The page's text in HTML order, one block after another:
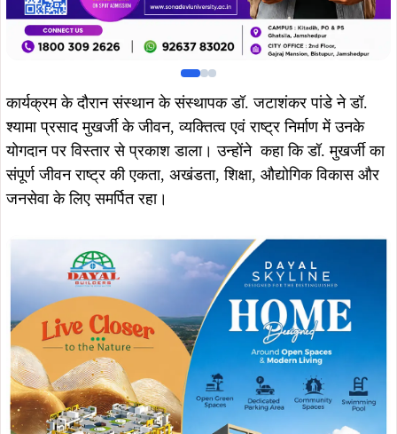
कार्यक्रम के दौरान संस्थान के संस्थापक डॉ. जटाशंकर पांडे ने डॉ.
श्यामा प्रसाद मुखर्जी के जीवन, व्यक्तित्व एवं राष्ट्र निर्माण में उनके
योगदान पर विस्तार से प्रकाश डाला। उन्होंने कहा कि डॉ. मुखर्जी का
संपूर्ण जीवन राष्ट्र की एकता, अखंडता, शिक्षा, औद्योगिक विकास और
जनसेवा के लिए समर्पित रहा।